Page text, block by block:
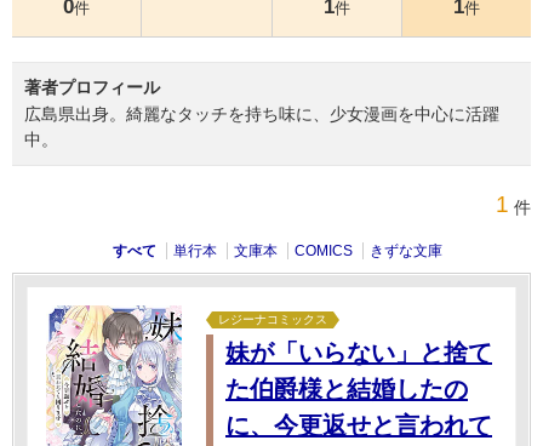
0件
1件
1件
著者プロフィール
広島県出身。綺麗なタッチを持ち味に、少女漫画を中心に活躍
中。
1 件
すべて 単行本 文庫本 COMICS きずな文庫
レジーナコミックス
妹が「いらない」と捨て
た伯爵様と結婚したの
に、今更返せと言われて